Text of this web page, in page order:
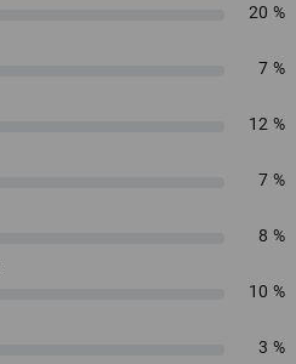
20 %
7 %
12 %
7 %
8 %
10 %
3 %